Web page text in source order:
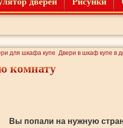
для шкафа купе Двери в шкаф купе в
комнату
Вы попали на нужную